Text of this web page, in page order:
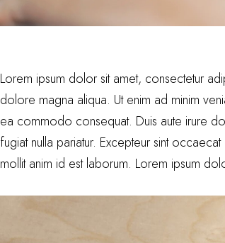
Lorem ipsum dolor sit amet, consectetur
dolore magna aliqua. Ut enim ad minim
ea commodo consequat. Duis aute irure
fugiat nulla pariatur. Excepteur sint
mollit anim id est laborum. Lorem ipsum